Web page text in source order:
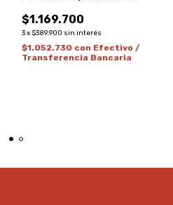
$1.169.700
3x $389.900 sin interés
$1.052.730 con Efectivo /
Transferencia Bancaria